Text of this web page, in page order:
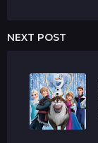
NEXT POST